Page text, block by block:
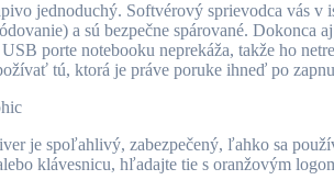
jednoduchý. Softvérový sprievodca vás
a sú bezpečne spárované. Dokonca
porte notebooku neprekáža, takže ho
tú, ktorá je práve poruke ihneď po
je spoľahlivý, zabezpečený, ľahko sa
klávesnicu, hľadajte tie s oranžovým